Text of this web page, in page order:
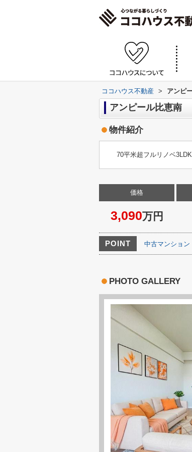
ココハウス不動産 > アンピ
アンピール比恵南
物件紹介
70平米超フルリノベ
価格
3,090万円
POINT 中古マンション
PHOTO GALLERY